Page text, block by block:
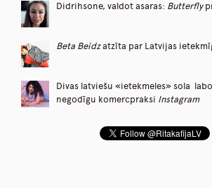
Didrihsone, valdot asaras: Butterfly
Beta Beidzatzīta par Latvijas
Divas latviešu «ietekmeles» sola
negodīgu komercpraksi Instagram